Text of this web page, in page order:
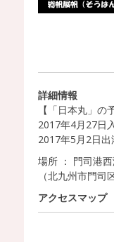
詳細情報
【「日本丸」の
2017年4月27日
2017年5月2日出
場所 ： 門司港
（北九州市門司
アクセスマップ